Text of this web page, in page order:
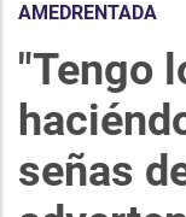
AMEDRENTADA
"Tengo
señas